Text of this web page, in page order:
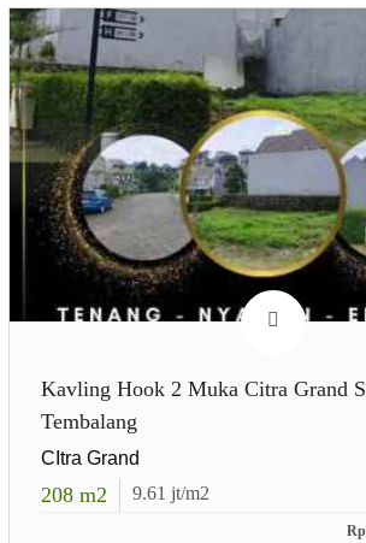
Kavling Hook 2 Muka Citra Grand
Tembalang
CItra Grand
208 m2 9.61 jt/m2
Rp